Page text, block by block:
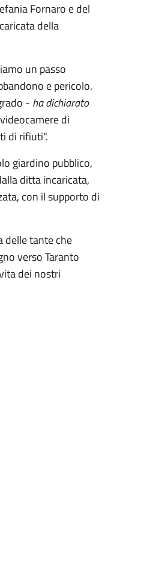
Fornaro e del
della
un passo
e pericolo.
- ha dichiarato
di
di rifiuti".
giardino pubblico,
ditta incaricata,
con il supporto di
delle tante che
verso Taranto
dei nostri